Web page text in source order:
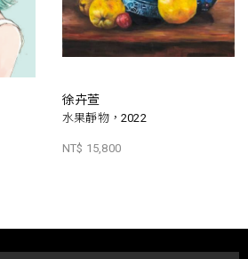
徐卉萱
水果靜物，2022
NT$ 15,800